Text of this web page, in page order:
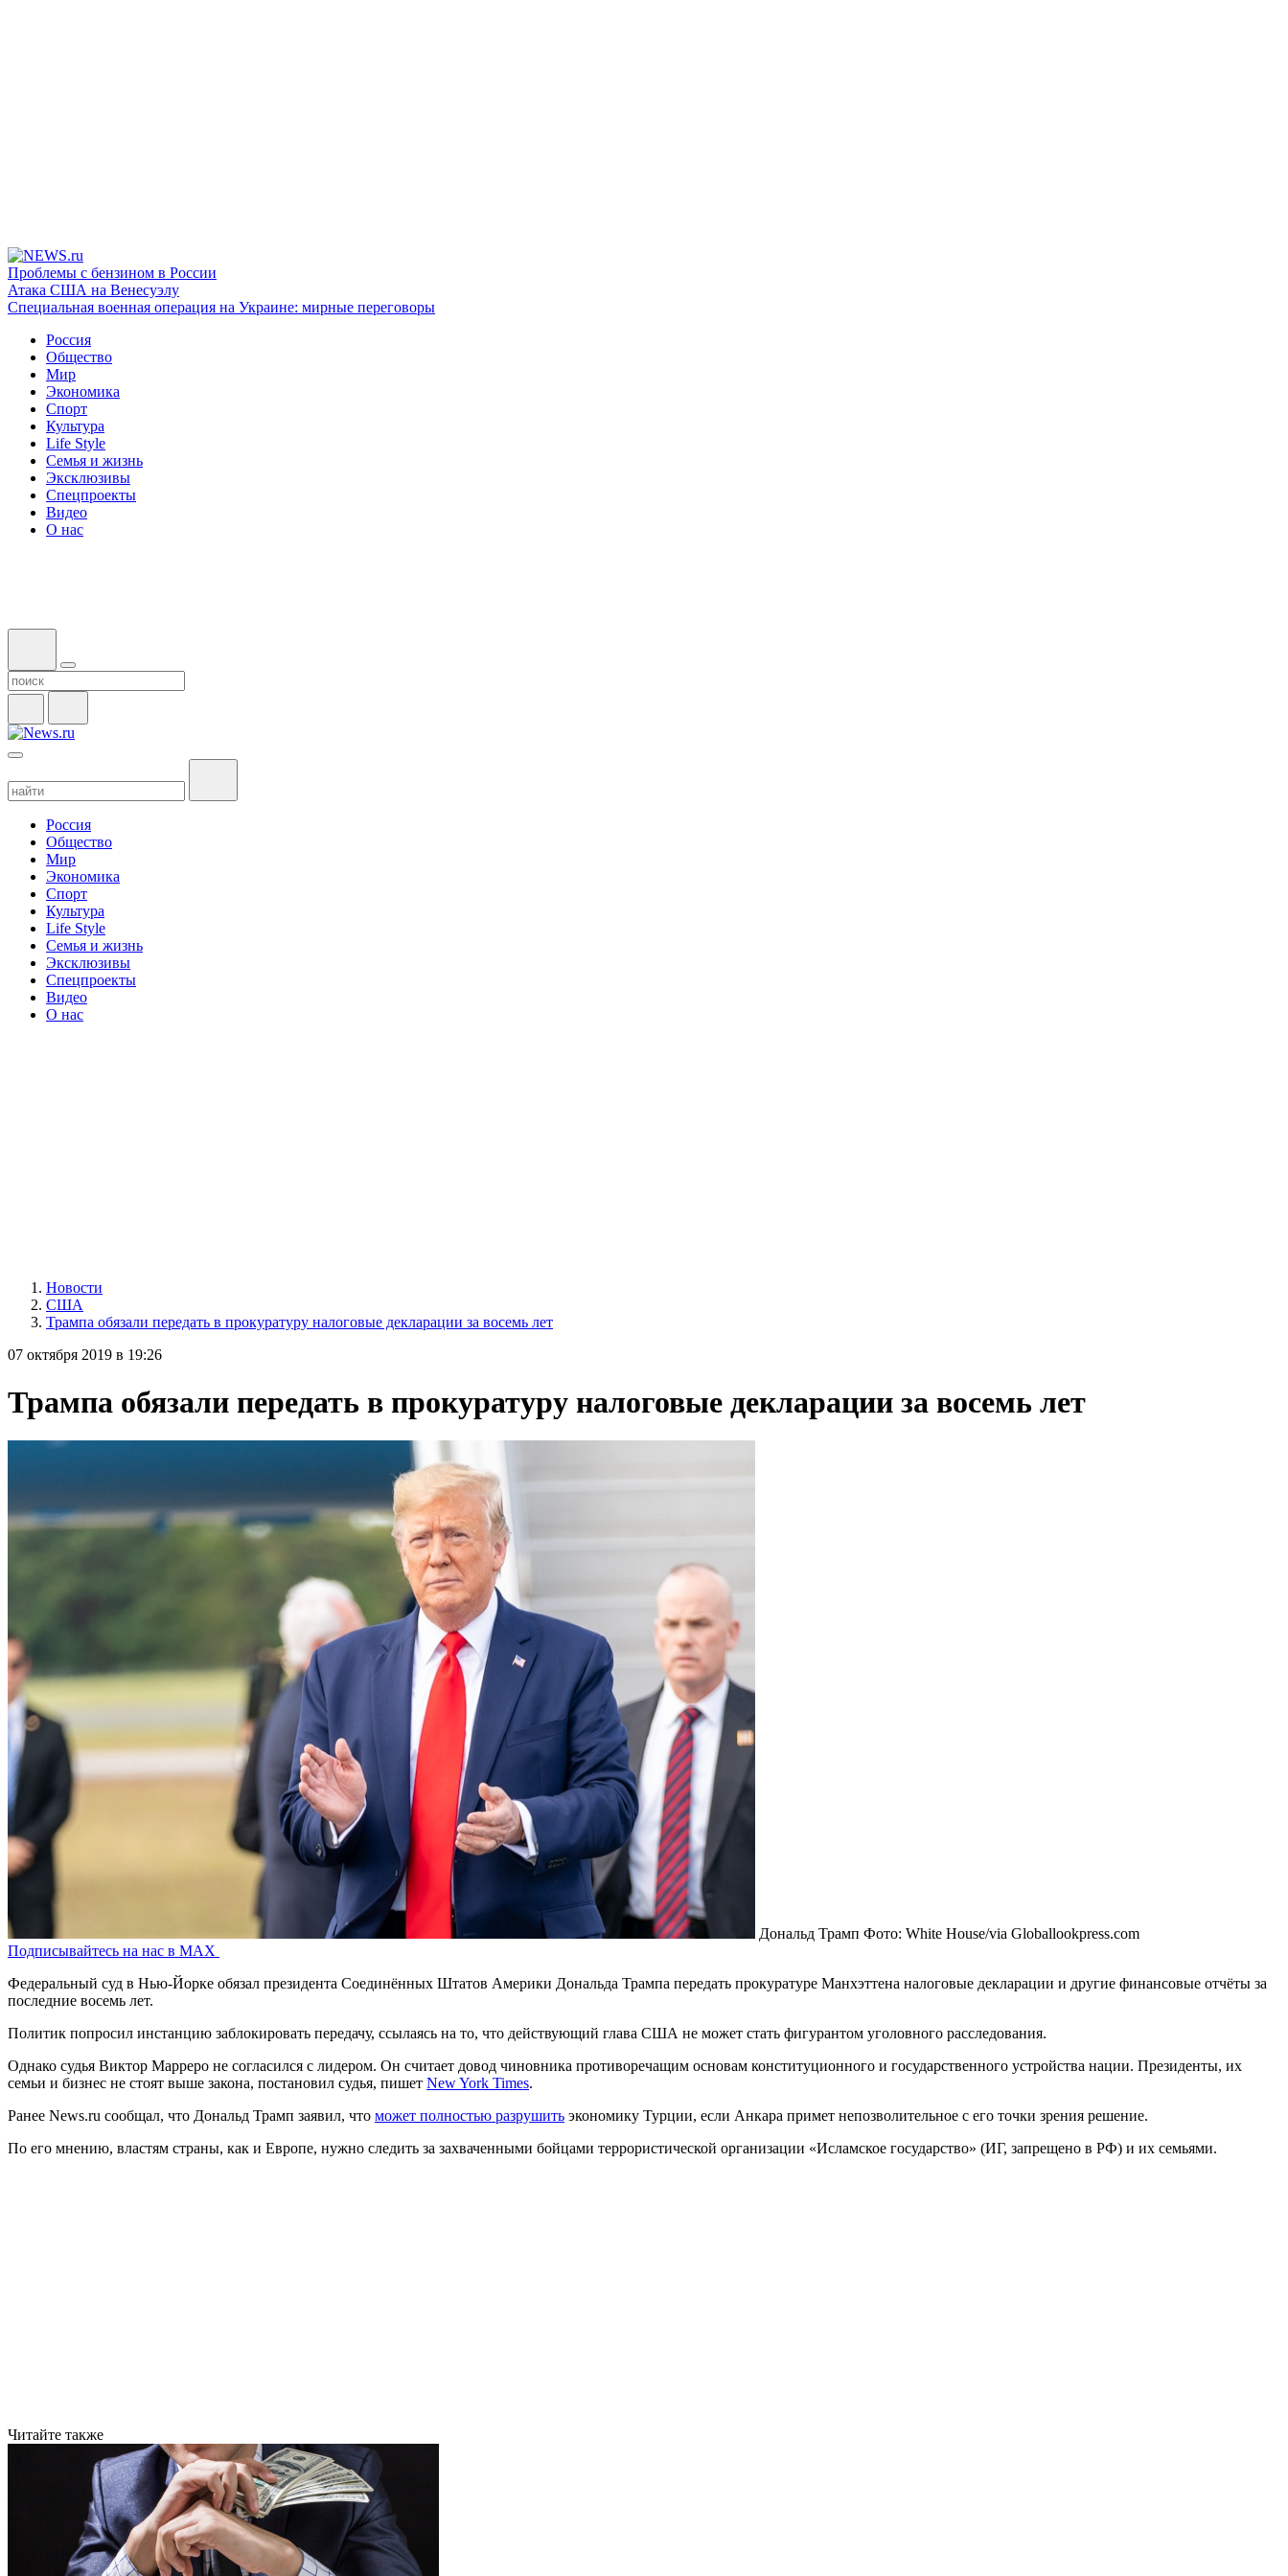
Проблемы с бензином в России
Атака США на Венесуэлу
Специальная военная операция на Украине: мирные переговоры
Россия
Общество
Мир
Экономика
Спорт
Культура
Life Style
Семья и жизнь
Эксклюзивы
Спецпроекты
Видео
О нас
Россия
Общество
Мир
Экономика
Спорт
Культура
Life Style
Семья и жизнь
Эксклюзивы
Спецпроекты
Видео
О нас
Новости
США
Трампа обязали передать в прокуратуру налоговые декларации за восемь лет
07 октября 2019 в 19:26
Трампа обязали передать в прокуратуру налоговые декларации за восемь лет
Дональд Трамп Фото: White House/via Globallookpress.com
Подписывайтесь на нас в MAX
Федеральный суд в Нью-Йорке обязал президента Соединённых Штатов Америки Дональда Трампа передать прокуратуре Манхэттена налоговые декларации и другие финансовые отчёты за
последние восемь лет.
Политик попросил инстанцию заблокировать передачу, ссылаясь на то, что действующий глава США не может стать фигурантом уголовного расследования.
Однако судья Виктор Марреро не согласился с лидером. Он считает довод чиновника противоречащим основам конституционного и государственного устройства нации. Президенты, их
семьи и бизнес не стоят выше закона, постановил судья, пишет New York Times.
Ранее News.ru сообщал, что Дональд Трамп заявил, что может полностью разрушить экономику Турции, если Анкара примет непозволительное с его точки зрения решение.
По его мнению, властям страны, как и Европе, нужно следить за захваченными бойцами террористической организации «Исламское государство» (ИГ, запрещено в РФ) и их семьями.
Читайте также